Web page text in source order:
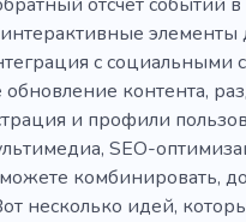
элементы
с социальными
контента,
и профили
SEO-
комбинировать,
несколько идей,